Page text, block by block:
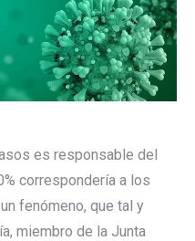
es responsable del
correspondería a los
fenómeno, que tal y
miembro de la Junta